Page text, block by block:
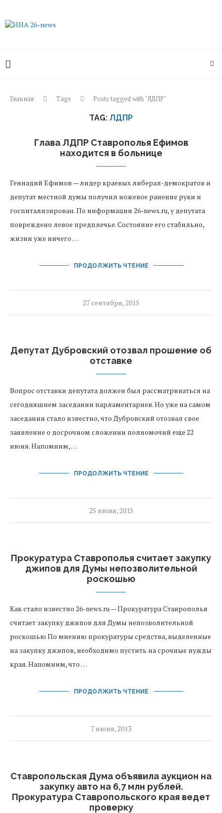
Главная Tags Posts tagged with "ЛДПР"
TAG: ЛДПР
Глава ЛДПР Ставрополья Ефимов
находится в больнице
Геннадий Ефимов — лидер краевых либерал-демократов и
депутат местной думы получил ножевое ранение руки и
госпитализирован. По информации 26-news.ru, у депутата
повреждено левое предплечье. Состояние его стабильно,
жизни уже ничего …
ПРОДОЛЖИТЬ ЧТЕНИЕ
27 сентября, 2015
Депутат Дубровский отозвал прошение об
отставке
Вопрос отставки депутата должен был рассматриваться на
сегодняшнем заседании парламентариев. Но уже на самом
заседании стало известно, что Дубровский отозвал свое
заявление о досрочном сложении полномочий еще 22
июня. Напомним, …
ПРОДОЛЖИТЬ ЧТЕНИЕ
25 июня, 2015
Прокуратура Ставрополья считает закупку
джипов для Думы непозволительной
роскошью
Как стало известно 26-news.ru — Прокуратура Ставрополья
считает закупку джипов для Думы непозволительной
роскошью По мнению прокуратуры средства, выделенные
на закупку джипов, необходимо пустить на срочные нужды
края. Напомним, что …
ПРОДОЛЖИТЬ ЧТЕНИЕ
7 июня, 2013
Ставропольская Дума объявила аукцион на
закупку авто на 6,7 млн рублей.
Прокуратура Ставропольского края ведет
проверку